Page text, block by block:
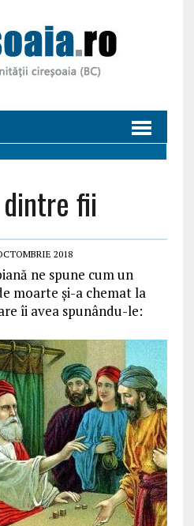
fii
2018
ne spune cum un
moarte şi-a chemat la
îi avea spunându-le: